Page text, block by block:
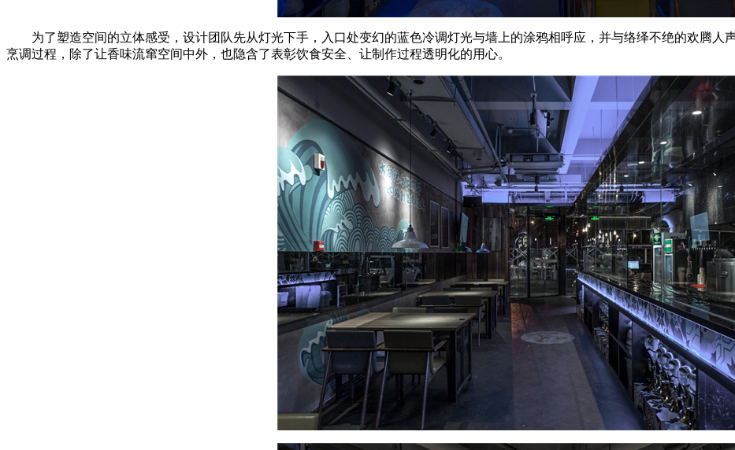
为了塑造空间的立体感受，设计团队先从灯光下手，入口处变幻的蓝色冷调灯光与墙上的涂鸦相呼应，并与络绎不绝的欢腾人
烹调过程，除了让香味流窜空间中外，也隐含了表彰饮食安全、让制作过程透明化的用心。